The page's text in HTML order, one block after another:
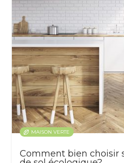
MAISON VERTE
Comment bien choisir